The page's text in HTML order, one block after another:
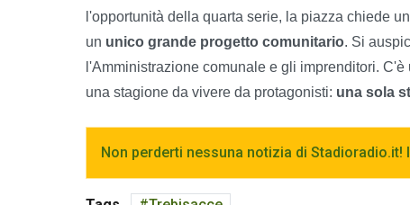
l'opportunità della quarta serie, la piazza chiede
un unico grande progetto comunitario. Si
l'Amministrazione comunale e gli imprenditori.
una stagione da vivere da protagonisti: una sola
Non perderti nessuna notizia di